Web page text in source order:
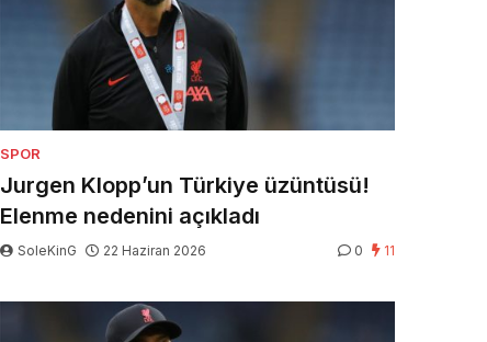
SPOR
Jurgen Klopp’un Türkiye üzüntüsü!
Elenme nedenini açıkladı
SoleKinG 22 Haziran 2026 0 11